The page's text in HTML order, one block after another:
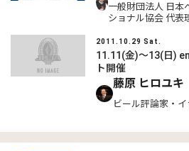
一般財団法人 日本
ショナル協会 代表
2011.10.29 Sat.
11.11(金)～13(日)
ト開催
藤原 ヒロユキ
ビール評論家・